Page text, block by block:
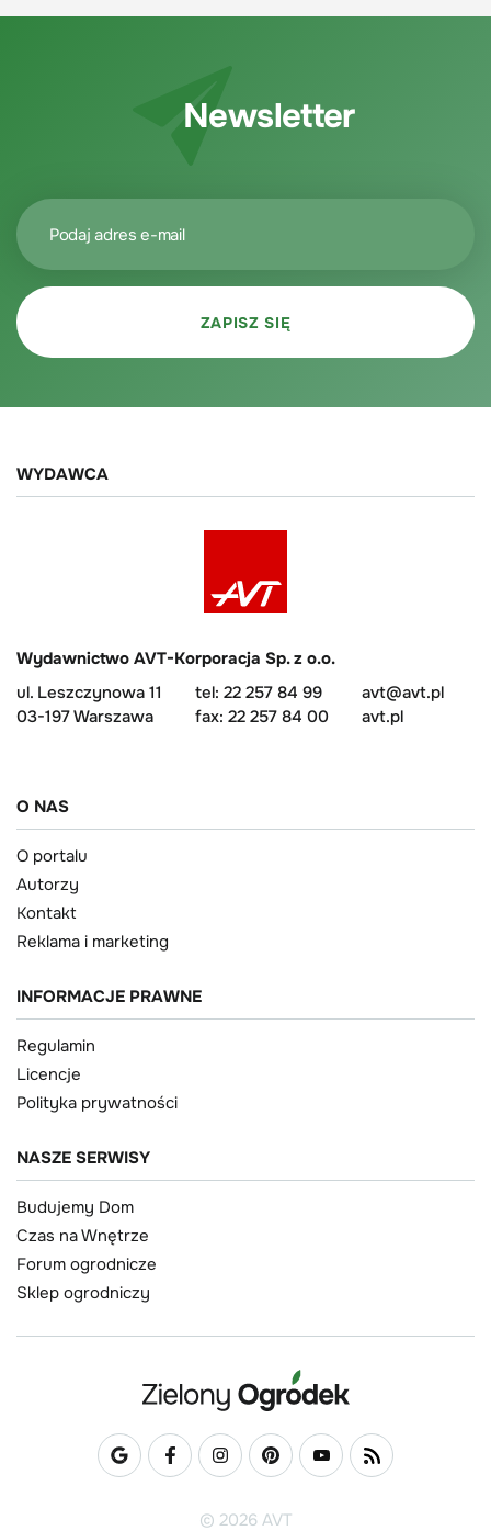
Newsletter
WYDAWCA
Wydawnictwo AVT-Korporacja Sp. z o.o.
ul. Leszczynowa 11
03-197 Warszawa
tel: 22 257 84 99
fax: 22 257 84 00
avt@avt.pl
avt.pl
O NAS
O portalu
Autorzy
Kontakt
Reklama i marketing
INFORMACJE PRAWNE
Regulamin
Licencje
Polityka prywatności
NASZE SERWISY
Budujemy Dom
Czas na Wnętrze
Forum ogrodnicze
Sklep ogrodniczy
© 2026 AVT